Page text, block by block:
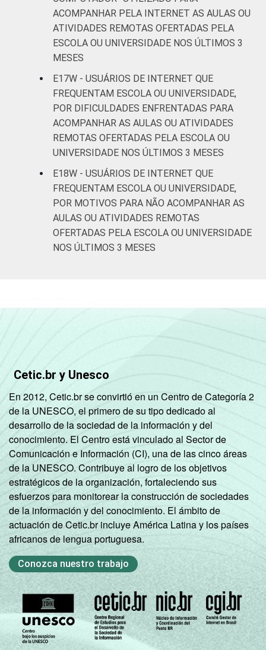
ACOMPANHAR PELA INTERNET AS AULAS OU
ATIVIDADES REMOTAS OFERTADAS PELA
ESCOLA OU UNIVERSIDADE NOS ÚLTIMOS 3
MESES
E17W - USUÁRIOS DE INTERNET QUE
FREQUENTAM ESCOLA OU UNIVERSIDADE,
POR DIFICULDADES ENFRENTADAS PARA
ACOMPANHAR AS AULAS OU ATIVIDADES
REMOTAS OFERTADAS PELA ESCOLA OU
UNIVERSIDADE NOS ÚLTIMOS 3 MESES
E18W - USUÁRIOS DE INTERNET QUE
FREQUENTAM ESCOLA OU UNIVERSIDADE,
POR MOTIVOS PARA NÃO ACOMPANHAR AS
AULAS OU ATIVIDADES REMOTAS
OFERTADAS PELA ESCOLA OU UNIVERSIDADE
NOS ÚLTIMOS 3 MESES
Cetic.br y Unesco
En 2012, Cetic.br se convirtió en un Centro de Categoría 2
de la UNESCO, el primero de su tipo dedicado al
desarrollo de la sociedad de la información y del
conocimiento. El Centro está vinculado al Sector de
Comunicación e Información (CI), una de las cinco áreas
de la UNESCO. Contribuye al logro de los objetivos
estratégicos de la organización, fortaleciendo sus
esfuerzos para monitorear la construcción de sociedades
de la información y del conocimiento. El ámbito de
actuación de Cetic.br incluye América Latina y los países
africanos de lengua portuguesa.
Conozca nuestro trabajo